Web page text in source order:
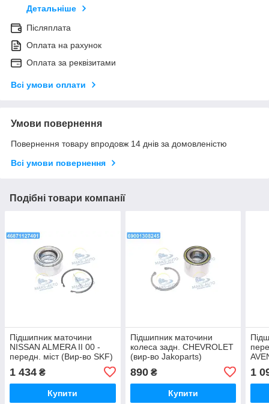
Детальніше
Післяплата
Оплата на рахунок
Оплата за реквізитами
Всі умови оплати
Умови повернення
Повернення товару впродовж 14 днів за домовленістю
Всі умови повернення
Подібні товари компанії
Підшипник маточини
NISSAN ALMERA II 00 -
передн. міст (Вир-во SKF)
1 434 ₴
Купити
Підшипник маточини
колеса задн. CHEVROLET
(вир-во Jakoparts)
890₴
Купити
1